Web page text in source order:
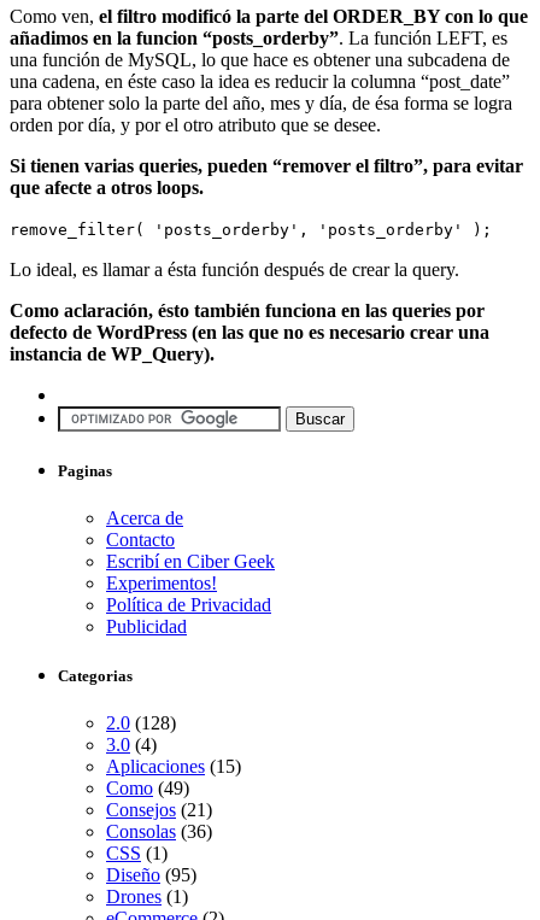
Como ven, el filtro modificó la parte del ORDER_BY con lo que
añadimos en la funcion “posts_orderby”. La función LEFT, es
una función de MySQL, lo que hace es obtener una subcadena de
una cadena, en éste caso la idea es reducir la columna “post_date”
para obtener solo la parte del año, mes y día, de ésa forma se logra
orden por día, y por el otro atributo que se desee.
Si tienen varias queries, pueden “remover el filtro”, para evitar
que afecte a otros loops.
remove_filter( 'posts_orderby', 'posts_orderby' );
Lo ideal, es llamar a ésta función después de crear la query.
Como aclaración, ésto también funciona en las queries por
defecto de WordPress (en las que no es necesario crear una
instancia de WP_Query).
Paginas
Acerca de
Contacto
Escribí en Ciber Geek
Experimentos!
Política de Privacidad
Publicidad
Categorias
2.0 (128)
3.0 (4)
Aplicaciones (15)
Como (49)
Consejos (21)
Consolas (36)
CSS (1)
Diseño (95)
Drones (1)